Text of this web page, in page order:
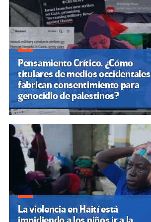
entradas
Pensamiento Crítico. ¿Cómo
titulares de medios occidentales
fabrican consentimiento para
genocidio de palestinos?
La violencia en Haití está